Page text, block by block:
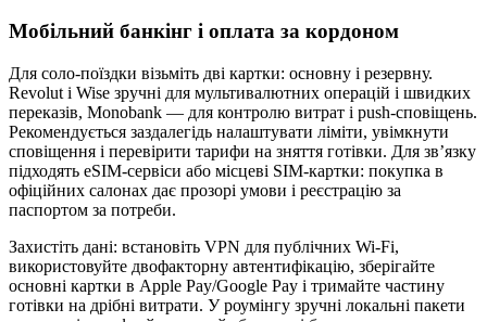
Мобільний банкінг і оплата за кордоном
Для соло‑поїздки візьміть дві картки: основну і резервну.
Revolut і Wise зручні для мультивалютних операцій і швидких
переказів, Monobank — для контролю витрат і push‑сповіщень.
Рекомендується заздалегідь налаштувати ліміти, увімкнути
сповіщення і перевірити тарифи на зняття готівки. Для зв’язку
підходять eSIM‑сервіси або місцеві SIM‑картки: покупка в
офіційних салонах дає прозорі умови і реєстрацію за
паспортом за потреби.
Захистіть дані: встановіть VPN для публічних Wi‑Fi,
використовуйте двофакторну автентифікацію, зберігайте
основні картки в Apple Pay/Google Pay і тримайте частину
готівки на дрібні витрати. У роумінгу зручні локальні пакети